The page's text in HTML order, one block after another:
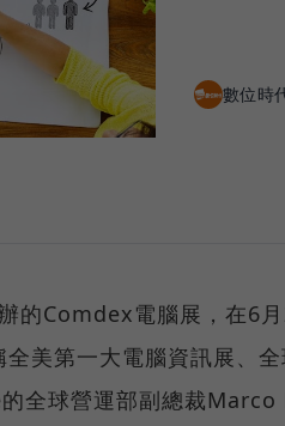
數位時
的Comdex電腦展，在6
第一大電腦資訊展、全
全球營運部副總裁